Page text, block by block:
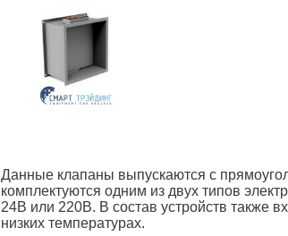
Данные клапаны выпускаются с
комплектуются одним из двух типов
24В или 220В. В состав устройств также
низких температурах.